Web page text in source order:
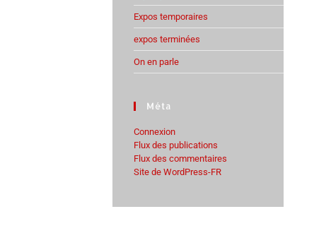
Expos temporaires
expos terminées
On en parle
Méta
Connexion
Flux des publications
Flux des commentaires
Site de WordPress-FR